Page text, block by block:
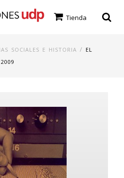
Tienda
SOCIALES E HISTORIA / EL